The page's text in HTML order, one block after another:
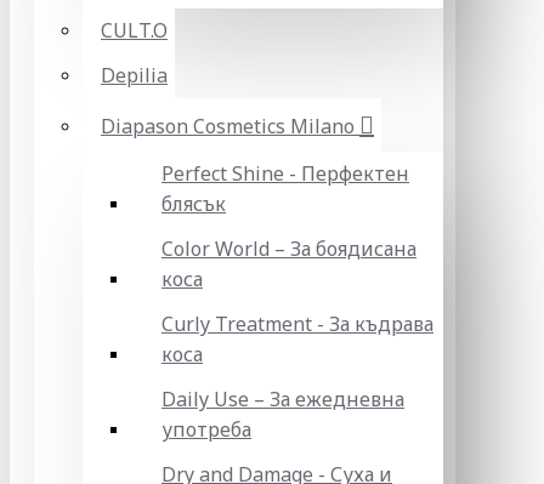
CULT.O
Depilia
Diapason Cosmetics Milano
Perfect Shine - Перфектен
блясък
Color World – За боядисана
коса
Curly Treatment - За къдрава
коса
Daily Use – За ежедневна
употреба
Dry and Damage - Суха и